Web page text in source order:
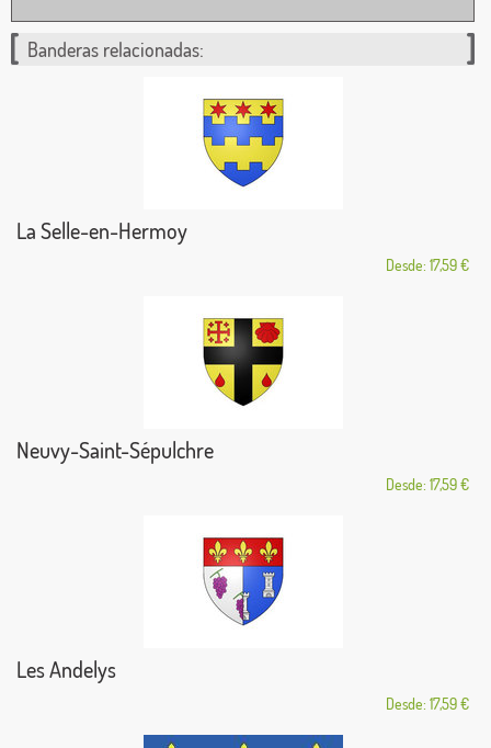
Banderas relacionadas:
La Selle-en-Hermoy
Desde: 17,59 €
Neuvy-Saint-Sépulchre
Desde: 17,59 €
Les Andelys
Desde: 17,59 €